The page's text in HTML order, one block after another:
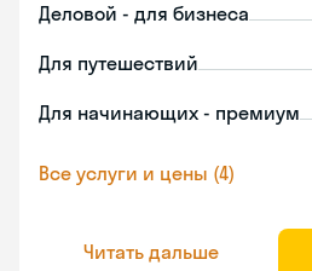
Деловой - для бизнеса
Для путешествий
Для начинающих - премиум
Все услуги и цены (4)
Читать дальше